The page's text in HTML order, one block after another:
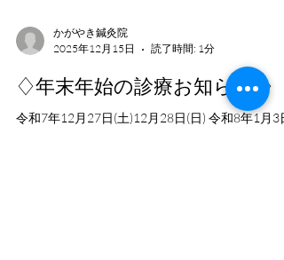
かがやき鍼灸院
2025年12月15日
読了時間: 1分
♢年末年始の診療お知らせ♢
令和7年12月27日(土)12月28日(日) 令和8年1月3日